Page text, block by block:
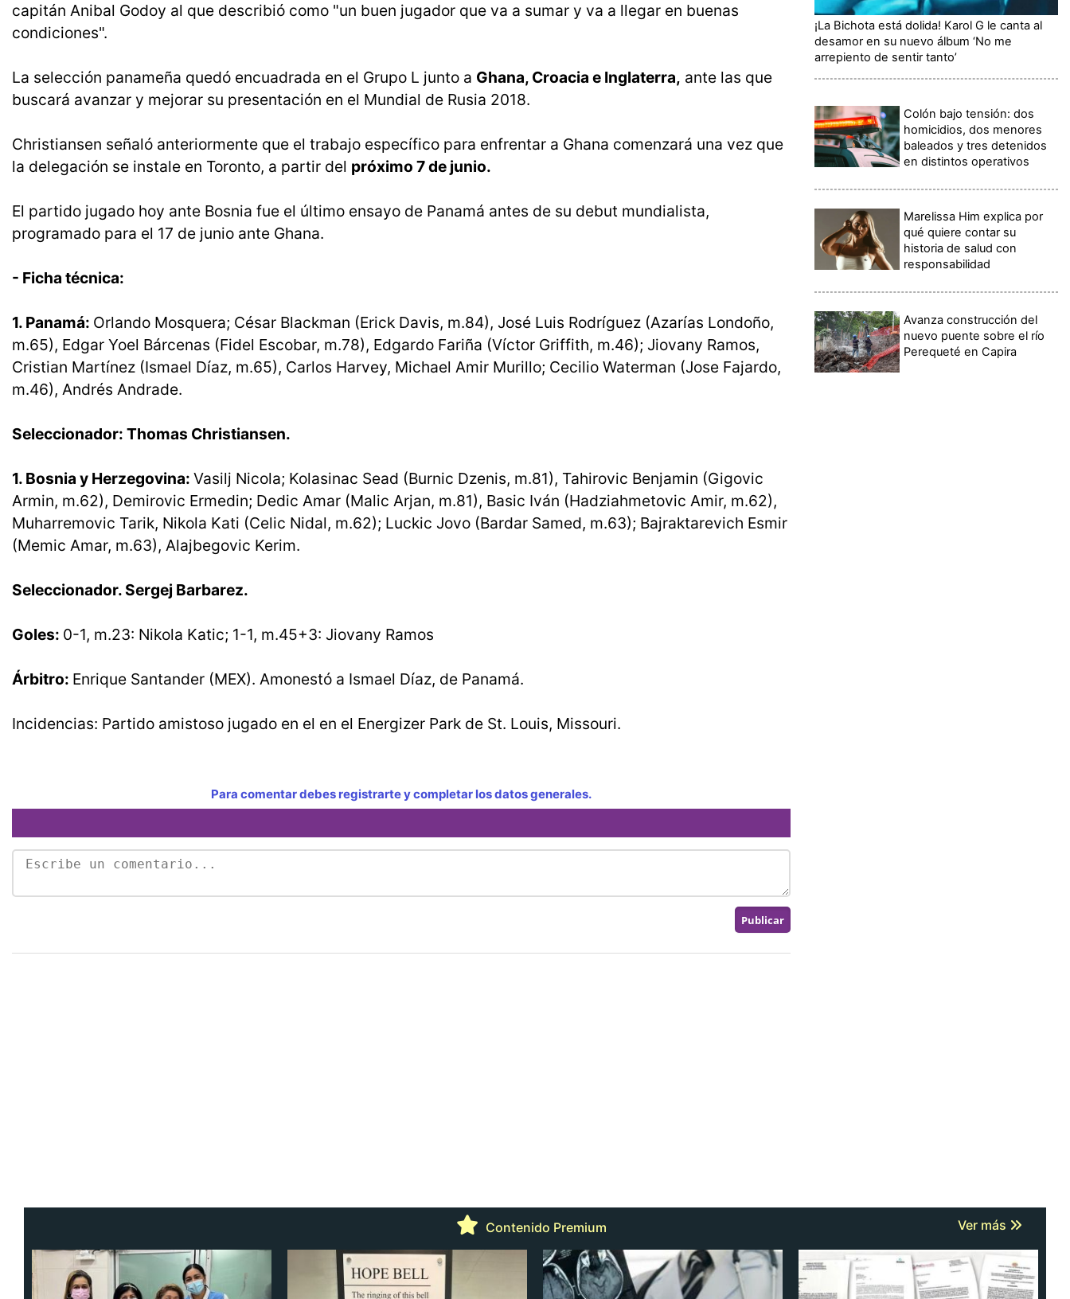
capitán Anibal Godoy al que describió como "un buen jugador que va a sumar y va a llegar en buenas
condiciones".
La selección panameña quedó encuadrada en el Grupo L junto a Ghana, Croacia e Inglaterra, ante las que
buscará avanzar y mejorar su presentación en el Mundial de Rusia 2018.
Christiansen señaló anteriormente que el trabajo específico para enfrentar a Ghana comenzará una vez que
la delegación se instale en Toronto, a partir del próximo 7 de junio.
El partido jugado hoy ante Bosnia fue el último ensayo de Panamá antes de su debut mundialista,
programado para el 17 de junio ante Ghana.
- Ficha técnica:
1. Panamá: Orlando Mosquera; César Blackman (Erick Davis, m.84), José Luis Rodríguez (Azarías Londoño,
m.65), Edgar Yoel Bárcenas (Fidel Escobar, m.78), Edgardo Fariña (Víctor Griffith, m.46); Jiovany Ramos,
Cristian Martínez (Ismael Díaz, m.65), Carlos Harvey, Michael Amir Murillo; Cecilio Waterman (Jose Fajardo,
m.46), Andrés Andrade.
Seleccionador: Thomas Christiansen.
1. Bosnia y Herzegovina: Vasilj Nicola; Kolasinac Sead (Burnic Dzenis, m.81), Tahirovic Benjamin (Gigovic
Armin, m.62), Demirovic Ermedin; Dedic Amar (Malic Arjan, m.81), Basic Iván (Hadziahmetovic Amir, m.62),
Muharremovic Tarik, Nikola Kati (Celic Nidal, m.62); Luckic Jovo (Bardar Samed, m.63); Bajraktarevich Esmir
(Memic Amar, m.63), Alajbegovic Kerim.
Seleccionador. Sergej Barbarez.
Goles: 0-1, m.23: Nikola Katic; 1-1, m.45+3: Jiovany Ramos
Árbitro: Enrique Santander (MEX). Amonestó a Ismael Díaz, de Panamá.
Incidencias: Partido amistoso jugado en el en el Energizer Park de St. Louis, Missouri.
Para comentar debes registrarte y completar los datos generales.
¡La Bichota está dolida! Karol G le canta al
desamor en su nuevo álbum ‘No me
arrepiento de sentir tanto’
Colón bajo tensión: dos
homicidios, dos menores
baleados y tres detenidos
en distintos operativos
Marelissa Him explica por
qué quiere contar su
historia de salud con
responsabilidad
Avanza construcción del
nuevo puente sobre el río
Perequeté en Capira
Contenido Premium Ver más